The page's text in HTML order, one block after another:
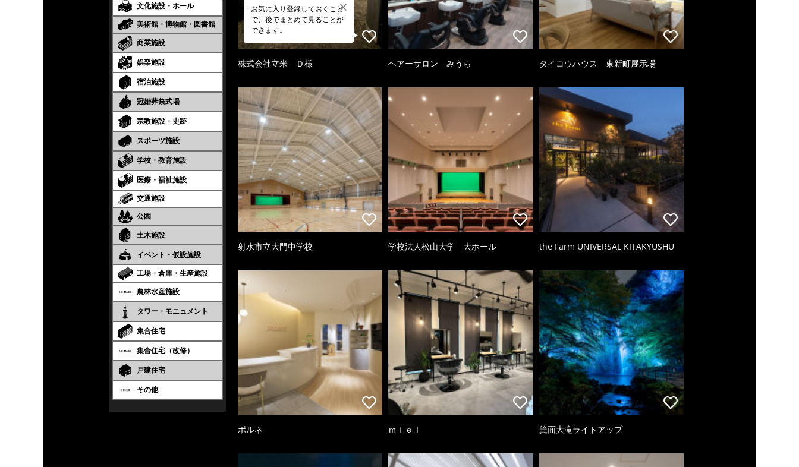
文化施設・ホール
美術館・博物館・図書館
商業施設
娯楽施設
宿泊施設
冠婚葬祭式場
宗教施設・史跡
スポーツ施設
学校・教育施設
医療・福祉施設
交通施設
公園
土木施設
イベント・仮設施設
工場・倉庫・生産施設
農林水産施設
タワー・モニュメント
集合住宅
集合住宅（改修）
戸建住宅
その他
お気に入り登録しておくこと
で、後でまとめて見ることが
できます。
株式会社立米 Ｄ様 ヘアーサロン みうら タイコウハウス 東新町展示場
射水市立大門中学校 学校法人松山大学 大ホール the Farm UNIVERSAL KITAKYUSHU
ポルネ ｍｉｅｌ 箕面大滝ライトアップ